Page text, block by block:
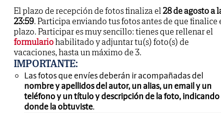
El plazo de recepción de fotos finaliza el28 de agosto a
23:59. Participa enviando tus fotos antes de que finalice
plazo. Participar es muy sencillo: tienes que rellenar el
formulariohabilitado y adjuntar tu(s) foto(s) de
vacaciones, hasta un máximo de 3.
IMPORTANTE:
Las fotos que envíes deberán ir acompañadas del
nombre y apellidos del autor, un alias, un email y un
teléfono y un título y descripción de la foto, indicando
donde la obtuviste.